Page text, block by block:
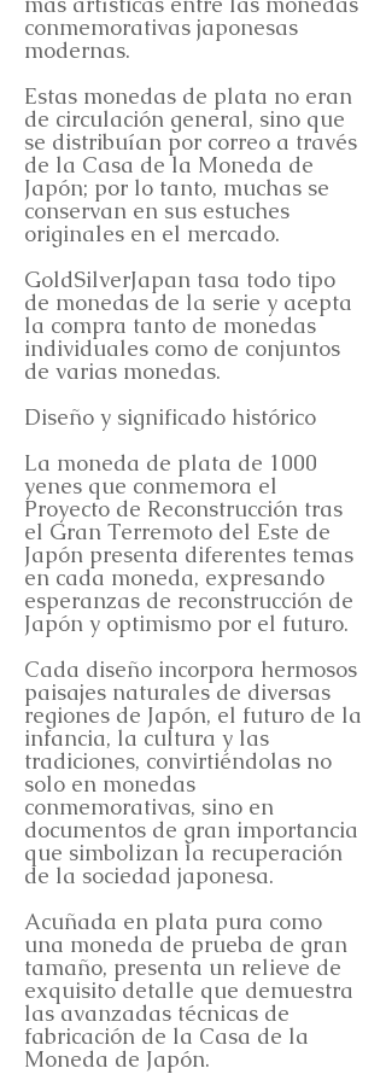
conmemorativas japonesas
modernas.
Estas monedas de plata no eran
de circulación general, sino que
se distribuían por correo a través
de la Casa de la Moneda de
Japón; por lo tanto, muchas se
conservan en sus estuches
originales en el mercado.
GoldSilverJapan tasa todo tipo
de monedas de la serie y acepta
la compra tanto de monedas
individuales como de conjuntos
de varias monedas.
Diseño y significado histórico
La moneda de plata de 1000
yenes que conmemora el
Proyecto de Reconstrucción tras
el Gran Terremoto del Este de
Japón presenta diferentes temas
en cada moneda, expresando
esperanzas de reconstrucción de
Japón y optimismo por el futuro.
Cada diseño incorpora hermosos
paisajes naturales de diversas
regiones de Japón, el futuro de la
infancia, la cultura y las
tradiciones, convirtiéndolas no
solo en monedas
conmemorativas, sino en
documentos de gran importancia
que simbolizan la recuperación
de la sociedad japonesa.
Acuñada en plata pura como
una moneda de prueba de gran
tamaño, presenta un relieve de
exquisito detalle que demuestra
las avanzadas técnicas de
fabricación de la Casa de la
Moneda de Japón.